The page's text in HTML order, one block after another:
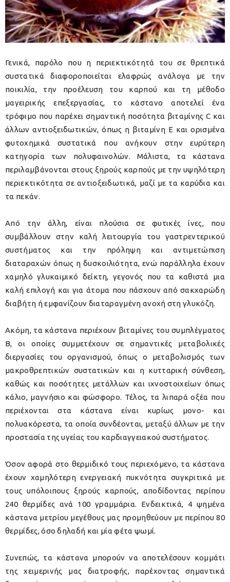
Γενικά, παρόλο που η περιεκτικότητά του σε θρεπτικά
συστατικά διαφοροποιείται ελαφρώς ανάλογα με την
ποικιλία, την προέλευση του καρπού και τη μέθοδο
μαγειρικής επεξεργασίας, το κάστανο αποτελεί ένα
τρόφιμο που παρέχει σημαντική ποσότητα βιταμίνης C και
άλλων αντιοξειδωτικών, όπως η βιταμίνη Ε και ορισμένα
φυτοχημικά συστατικά που ανήκουν στην ευρύτερη
κατηγορία των πολυφαινολών. Μάλιστα, τα κάστανα
περιλαμβάνονται στους ξηρούς καρπούς με την υψηλότερη
περιεκτικότητα σε αντιοξειδωτικά, μαζί με τα καρύδια και
τα πεκάν.
Από την άλλη, είναι πλούσια σε φυτικές ίνες, που
συμβάλλουν στην καλή λειτουργία του γαστρεντερικού
συστήματος και την πρόληψη και αντιμετώπιση
διαταραχών όπως η δυσκοιλιότητα, ενώ παράλληλα έχουν
χαμηλό γλυκαιμικό δείκτη, γεγονός που τα καθιστά μια
καλή επιλογή και για άτομα που πάσχουν από σακχαρώδη
διαβήτη ή εμφανίζουν διαταραγμένη ανοχή στη γλυκόζη.
Ακόμη, τα κάστανα περιέχουν βιταμίνες του συμπλέγματος
Β, οι οποίες συμμετέχουν σε σημαντικές μεταβολικές
διεργασίες του οργανισμού, όπως ο μεταβολισμός των
μακροθρεπτικών συστατικών και η κυτταρική σύνθεση,
καθώς και ποσότητες μετάλλων και ιχνοστοιχείων όπως
κάλιο, μαγνήσιο και φώσφορο. Τέλος, τα λιπαρά οξέα που
περιέχονται στα κάστανα είναι κυρίως μονο- και
πολυακόρεστα, τα οποία συνδέονται, μεταξύ άλλων με την
προστασία της υγείας του καρδιαγγειακού συστήματος.
Όσον αφορά στο θερμιδικό τους περιεχόμενο, τα κάστανα
έχουν χαμηλότερη ενεργειακή πυκνότητα συγκριτικά με
τους υπόλοιπους ξηρούς καρπούς, αποδίδοντας περίπου
240 θερμίδες ανά 100 γραμμάρια. Ενδεικτικά, 4 ψημένα
κάστανα μετρίου μεγέθους μας προμηθεύουν με περίπου 80
θερμίδες, όσο δηλαδή και μία φέτα ψωμί.
Συνεπώς, τα κάστανα μπορούν να αποτελέσουν κομμάτι
της χειμερινής μας διατροφής, παρέχοντας σημαντικά